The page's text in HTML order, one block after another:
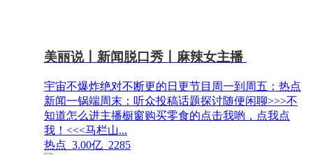
美丽说丨新闻脱口秀丨麻辣女主播
宇宙不爆炸绝对不断更的日更节目周一到周五：热点
新闻一锅端周末：听众投稿话题探讨随便闲聊>>>不
知道怎么进主播橱窗购买零食的点击我哟，点我点
我！<<<马栏山...
热点 3.00亿 2285